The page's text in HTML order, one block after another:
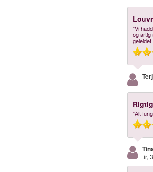
"Vi
og artig
"Alt
tir,